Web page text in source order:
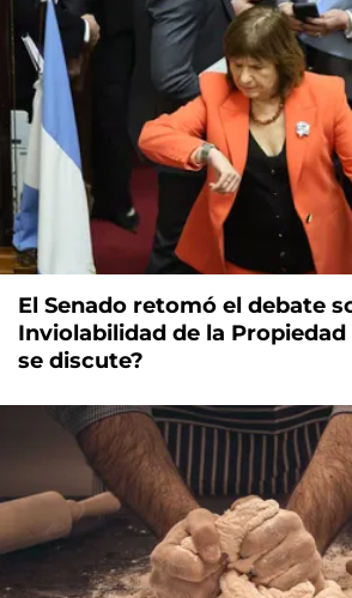
El Senado retomó el debate
Inviolabilidad de la Propiedad
se discute?